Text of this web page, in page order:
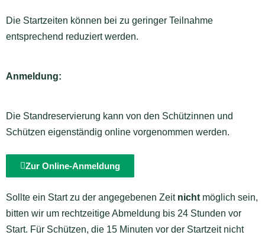
Die Startzeiten können bei zu geringer Teilnahme
entsprechend reduziert werden.
Anmeldung:
Die Standreservierung kann von den Schützinnen und
Schützen eigenständig online vorgenommen werden.
Zur Online-Anmeldung
Sollte ein Start zu der angegebenen Zeit nicht möglich sein,
bitten wir um rechtzeitige Abmeldung bis 24 Stunden vor
Start. Für Schützen, die 15 Minuten vor der Startzeit nicht